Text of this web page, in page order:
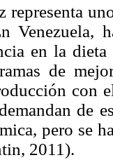
representa
Venezuela,
en la
de
con
de
pero se
2011).